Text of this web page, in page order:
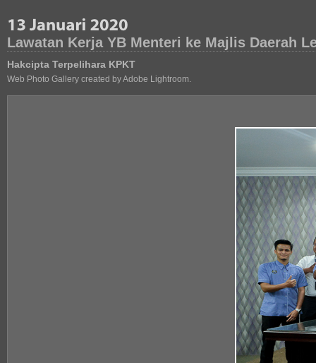
Lawatan Kerja YB Menteri ke Majlis Daerah
Hakcipta Terpelihara KPKT
Web Photo Gallery created by Adobe Lightroom.